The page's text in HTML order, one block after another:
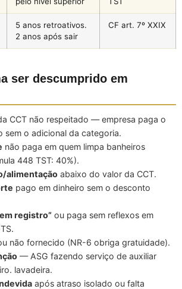
5 anos retroativos.
2 anos após sair
CF art. 7º XXIX
ser descumprido em
CCT não respeitado — empresa paga o
sem o adicional da categoria.
não paga em quem limpa banheiros
448 TST: 40%).
alimentação abaixo do valor da CCT.
pago em dinheiro sem o desconto
registro” ou paga sem reflexos em
não fornecido (NR-6 obriga gratuidade).
— ASG fazendo serviço de auxiliar
lavadeira.
após atraso isolado ou falta